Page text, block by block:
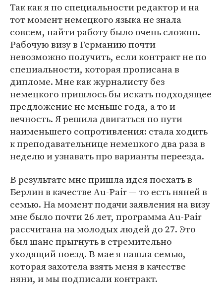
Так как я по специальности редактор и на
тот момент немецкого языка не знала
совсем, найти работу было очень сложно.
Рабочую визу в Германию почти
невозможно получить, если контракт не по
специальности, которая прописана в
дипломе. Мне как журналисту без
немецкого пришлось бы искать подходящее
предложение не меньше года, а то и
вечность. Я решила двигаться по пути
наименьшего сопротивления: стала ходить
к преподавательнице немецкого два раза в
неделю и узнавать про варианты переезда.
В результате мне пришла идея поехать в
Берлин в качестве Au-Pair — то есть няней в
семью. На момент подачи заявления на визу
мне было почти 26 лет, программа Au-Pair
рассчитана на молодых людей до 27. Это
был шанс прыгнуть в стремительно
уходящий поезд. В мае я нашла семью,
которая захотела взять меня в качестве
няни, и мы подписали контракт.